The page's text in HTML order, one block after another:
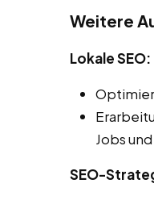
Weitere
Lokale SEO:
Jobs
SEO-